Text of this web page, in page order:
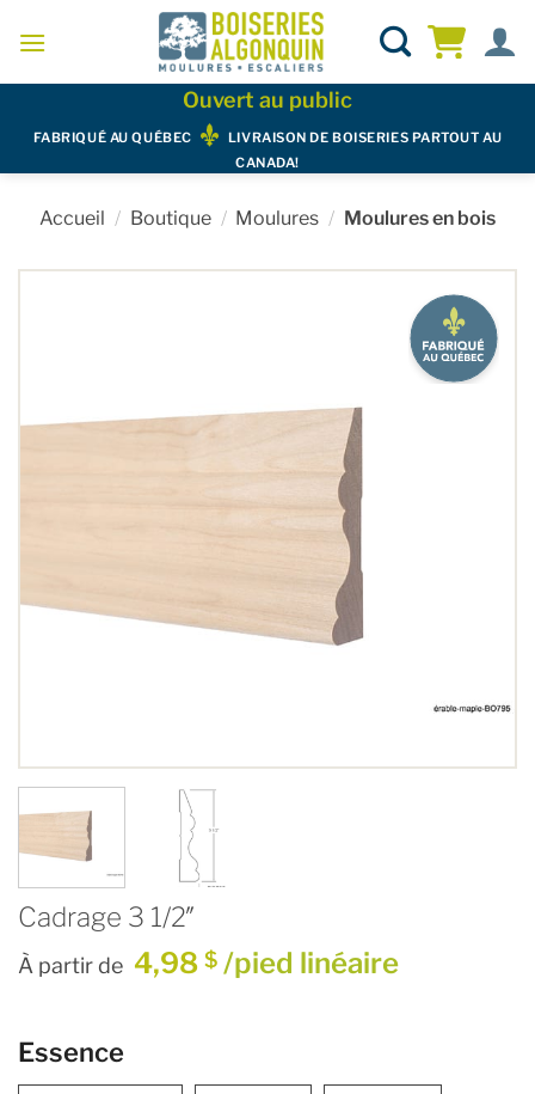
Ouvert au public
FABRIQUÉ AU QUÉBEC
LIVRAISON DE BOISERIES PARTOUT AU
CANADA!
Accueil / Boutique / Moulures / Moulures en bois
Cadrage 3 1/2″
À partir de 4,98 $ /pied linéaire
Essence